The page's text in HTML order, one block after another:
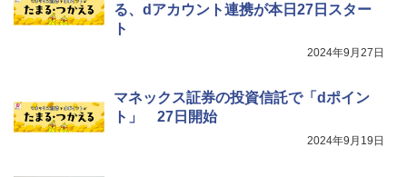
る、dアカウント連携が本日27日スター
ト
2024年9月27日
マネックス証券の投資信託で「dポイン
ト」 27日開始
2024年9月19日